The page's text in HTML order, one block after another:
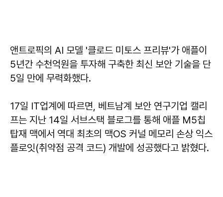
앤트로픽의 AI 모델 '클로드 미토스 프리뷰'가 애플이
5년간 수천억원을 투자해 구축한 최신 보안 기술을 단
5일 만에 무력화했다.
17일 IT업계에 따르면, 베트남계 보안 연구기업 캘리
프는 지난 14일 서브스택 블로그를 통해 애플 M5칩
탑재 맥에서 역대 최초의 맥OS 커널 메모리 손상 익스
플로잇(취약점 공격 코드) 개발에 성공했다고 밝혔다.